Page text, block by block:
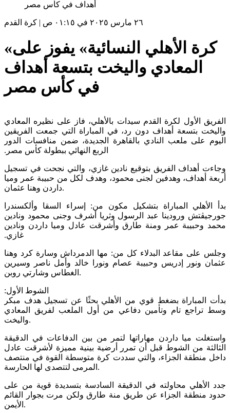
أهداف في كأس مصر
٢٦ مارس ٢٠٢٥ في ٠١:١٥ ص | كرة القدم
«كرة الأهلي النسائية» يفوز على
المعادي واليخت بتسعة أهداف
في كأس مصر
الفريق الأول لكرة القدم سيدات بالأهلي، فاز على نظيره المعادي
واليخت بتسعة أهداف دون رد، في المباراة التي جمعت الفريقين
اليوم على ملعب النادي بالقاهرة الجديدة، ضمن منافسات الدور
الربع النهائي ببطولة كأس مصر.‏
وجاءت أهداف الفريق بتوقيع نادين غازي، والتي نجحت في تسجيل
أربعة أهداف، وهدفين لجنى محمود، وهدف لكل من حبيبة عمر وميا
داردن وهنا عثمان.
بدأ الأهلي المباراة بتشكيل مكون من: إسراء السقا وألكسندرا
جورجيڤتش ورودينا عبد الرسول وثريا أشرف وجنى محمود ونادين
محمد وحبيبة عمر ومنة طارق وأشرقت عادل وميا داردن ونادين
غازي.‏
وجلس على مقاعد البدلاء كل من:‏ مها الدمرداش وسارة كرد وهنا
عثمان ونور إدريس وحبيبة عصام ونورا خالد وأمل ناصر وسيرين
الغطاس وشارتي روبن.
الشوط الأول:‏
بدأت المباراة بضغط قوي من الأهلي بحثًا عن تسجيل هدف مبكر
وسط تراجع تام وتأمين دفاعي من أول الملعب لفريق المعادي
واليخت.
واستغلت ميا داردن مهاراتها لتمر من بين الدفاعات في الدقيقة
الثالثة من الشوط قبل أن تمرر أرضية بينية مميزة لأشرقت عادل
داخل منطقة الجزاء، والتي سددت كرة متوسطة القوة في منتصف
المرمى لتتصدى لها الحارسة.
جدد الأهلي محاولته في الدقيقة السادسة بتسديدة قوية من على
حدود منطقة الجزاء عن طريق منة طارق ولكن مرت بجوار القائم
الأيمن.